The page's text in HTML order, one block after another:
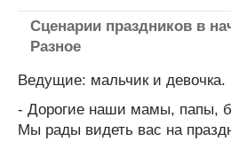
Сценарии праздников в
Разное
Ведущие: мальчик и девочка.
- Дорогие наши мамы, папы,
Мы рады видеть вас на